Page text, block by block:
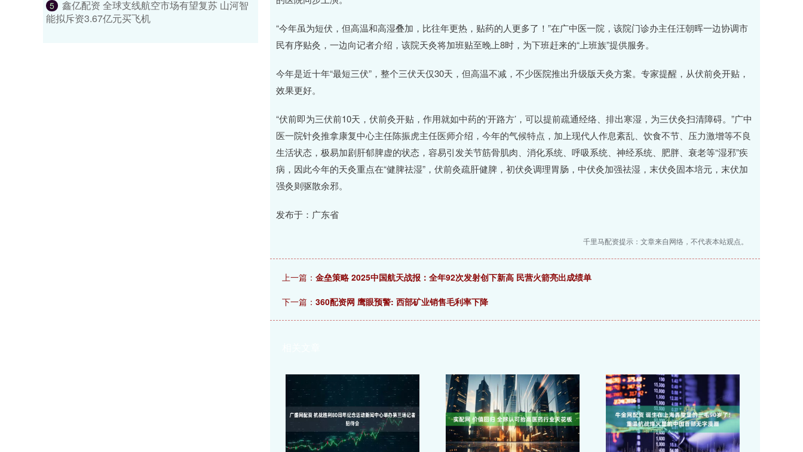
“今年虽为短伏，但高温和高湿叠加，比往年更热，贴药的人更多了！”在广中医一院，该院门诊办主任汪朝晖一边协调市
民有序贴灸，一边向记者介绍，该院天灸将加班贴至晚上8时，为下班赶来的“上班族”提供服务。
今年是近十年“最短三伏”，整个三伏天仅30天，但高温不减，不少医院推出升级版天灸方案。专家提醒，从伏前灸开贴，
效果更好。
“伏前即为三伏前10天，伏前灸开贴，作用就如中药的‘开路方’，可以提前疏通经络、排出寒湿，为三伏灸扫清障碍。”广中
医一院针灸推拿康复中心主任陈振虎主任医师介绍，今年的气候特点，加上现代人作息紊乱、饮食不节、压力激增等不良
生活状态，极易加剧肝郁脾虚的状态，容易引发关节筋骨肌肉、消化系统、呼吸系统、神经系统、肥胖、衰老等“湿邪”疾
病，因此今年的天灸重点在“健脾祛湿”，伏前灸疏肝健脾，初伏灸调理胃肠，中伏灸加强祛湿，末伏灸固本培元，末伏加
强灸则驱散余邪。
发布于：广东省
千里马配资提示：文章来自网络，不代表本站观点。
上一篇： 金垒策略 2025中国航天战报：全年92次发射创下新高 民营火箭亮出成绩单
下一篇： 360配资网 鹰眼预警: 西部矿业销售毛利率下降
5
鑫亿配资 全球支线航空市场有望复苏 山河智
能拟斥资3.67亿元买飞机